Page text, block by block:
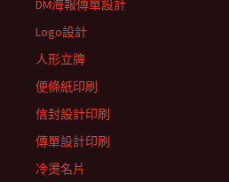
DM海報傳單設計
Logo設計
人形立牌
便條紙印刷
信封設計印刷
傳單設計印刷
冷燙名片